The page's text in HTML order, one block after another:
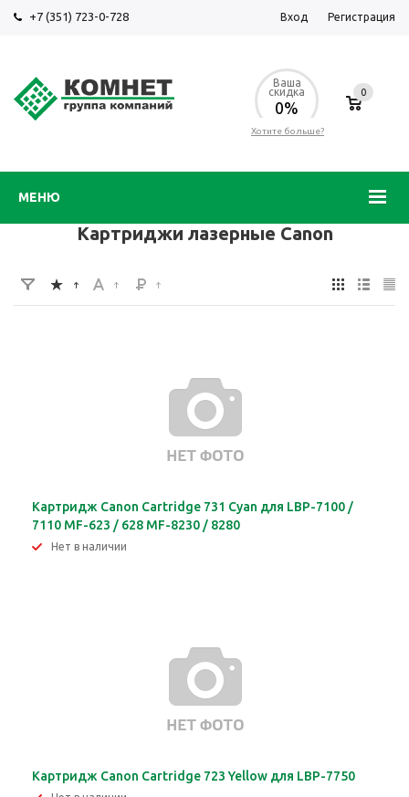
+7 (351) 723-0-728 Вход Регистрация
МЕНЮ
Ваша
скидка
0%
Хотите больше?
0
Картриджи лазерные Canon
Картридж Canon Cartridge 731 Cyan для LBP-7100 /
7110 MF-623 / 628 MF-8230 / 8280
Нет в наличии
Картридж Canon Cartridge 723 Yellow для LBP-7750